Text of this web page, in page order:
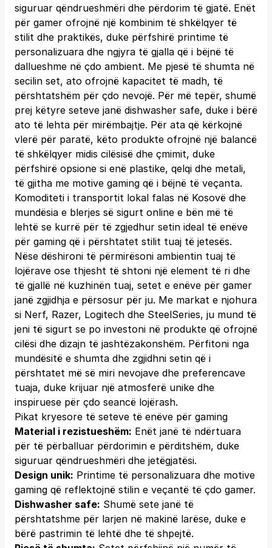
siguruar qëndrueshmëri dhe përdorim të gjatë. Enët
për gamer ofrojnë një kombinim të shkëlqyer të
stilit dhe praktikës, duke përfshirë printime të
personalizuara dhe ngjyra të gjalla që i bëjnë të
dallueshme në çdo ambient. Me pjesë të shumta në
secilin set, ato ofrojnë kapacitet të madh, të
përshtatshëm për çdo nevojë. Për më tepër, shumë
prej këtyre seteve janë dishwasher safe, duke i bërë
ato të lehta për mirëmbajtje. Për ata që kërkojnë
vlerë për paratë, këto produkte ofrojnë një balancë
të shkëlqyer midis cilësisë dhe çmimit, duke
përfshirë opsione si enë plastike, qelqi dhe metali,
të gjitha me motive gaming që i bëjnë të veçanta.
Komoditeti i transportit lokal falas në Kosovë dhe
mundësia e blerjes së sigurt online e bën më të
lehtë se kurrë për të zgjedhur setin ideal të enëve
për gaming që i përshtatet stilit tuaj të jetesës.
Nëse dëshironi të përmirësoni ambientin tuaj të
lojërave ose thjesht të shtoni një element të ri dhe
të gjallë në kuzhinën tuaj, setet e enëve për gamer
janë zgjidhja e përsosur për ju. Me markat e njohura
si Nerf, Razer, Logitech dhe SteelSeries, ju mund të
jeni të sigurt se po investoni në produkte që ofrojnë
cilësi dhe dizajn të jashtëzakonshëm. Përfitoni nga
mundësitë e shumta dhe zgjidhni setin që i
përshtatet më së miri nevojave dhe preferencave
tuaja, duke krijuar një atmosferë unike dhe
inspiruese për çdo seancë lojërash.
Pikat kryesore të seteve të enëve për gaming
Material i rezistueshëm: Enët janë të ndërtuara
për të përballuar përdorimin e përditshëm, duke
siguruar qëndrueshmëri dhe jetëgjatësi.
Design unik: Printime të personalizuara dhe motive
gaming që reflektojnë stilin e veçantë të çdo gamer.
Dishwasher safe: Shumë sete janë të
përshtatshme për larjen në makinë larëse, duke e
bërë pastrimin të lehtë dhe të shpejtë.